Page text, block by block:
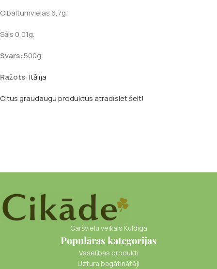
Olbaltumvielas 6,7g;
Sāls 0,01g.
Svars:500g
Ražots:Itālija
Citus graudaugu produktus atradīsiet šeit!
Garšvielu veikals Kuldīgā
Populāras kategorijas
Veselības produkti
Uztura bagātinātāji